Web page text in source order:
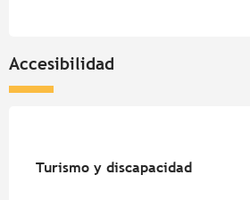
Accesibilidad
Turismo y discapacidad
Turismo y discapacidad